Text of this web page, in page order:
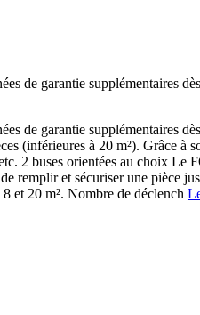
de garantie supplémentaires
de garantie supplémentaires
(inférieures à 20 m²). Grâce à
2 buses orientées au choix Le
remplir et sécuriser une pièce
et 20 m². Nombre de déclench